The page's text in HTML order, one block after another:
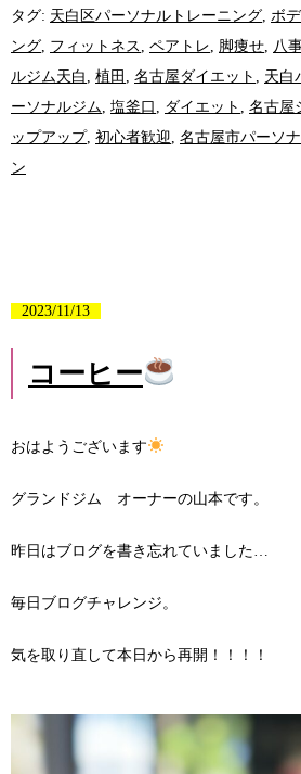
タグ: 天白区パーソナルトレーニング ボ
ング フィットネス ペアトレ 脚痩せ 八
ルジム天白
植田 名古屋ダイエット 天白
ーソナルジム 塩釜口 ダイエット 名古屋
ップアップ, 初心者歓迎 名古屋市パーソ
ン
2023/11/13
コーヒー
おはようございます
グランドジム オーナーの山本です。
昨日はブログを書き忘れていました…
毎日ブログチャレンジ。
気を取り直して本日から再開！！！！